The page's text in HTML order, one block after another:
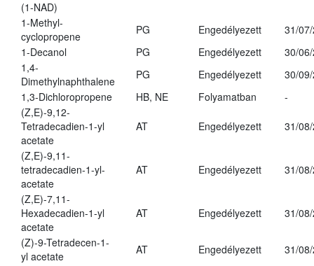
(1-NAD)
1-Methyl-
cyclopropene
PG Engedélyezett
31/
1-Decanol
PG Engedélyezett
30/
1,4-
Dimethylnaphthalene
PG Engedélyezett
30/
1,3-Dichloropropene
HB, NE Folyamatban
-
(Z,E)-9,12-
Tetradecadien-1-yl
acetate
AT Engedélyezett 31/
(Z,E)-9,11-
tetradecadien-1-yl-
acetate
AT Engedélyezett 31/
(Z,E)-7,11-
Hexadecadien-1-yl
acetate
AT Engedélyezett 31/
(Z)-9-Tetradecen-1-
yl acetate
AT Engedélyezett
31/